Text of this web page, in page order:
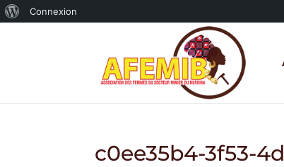
Connexion
c0ee35b4-3f53-